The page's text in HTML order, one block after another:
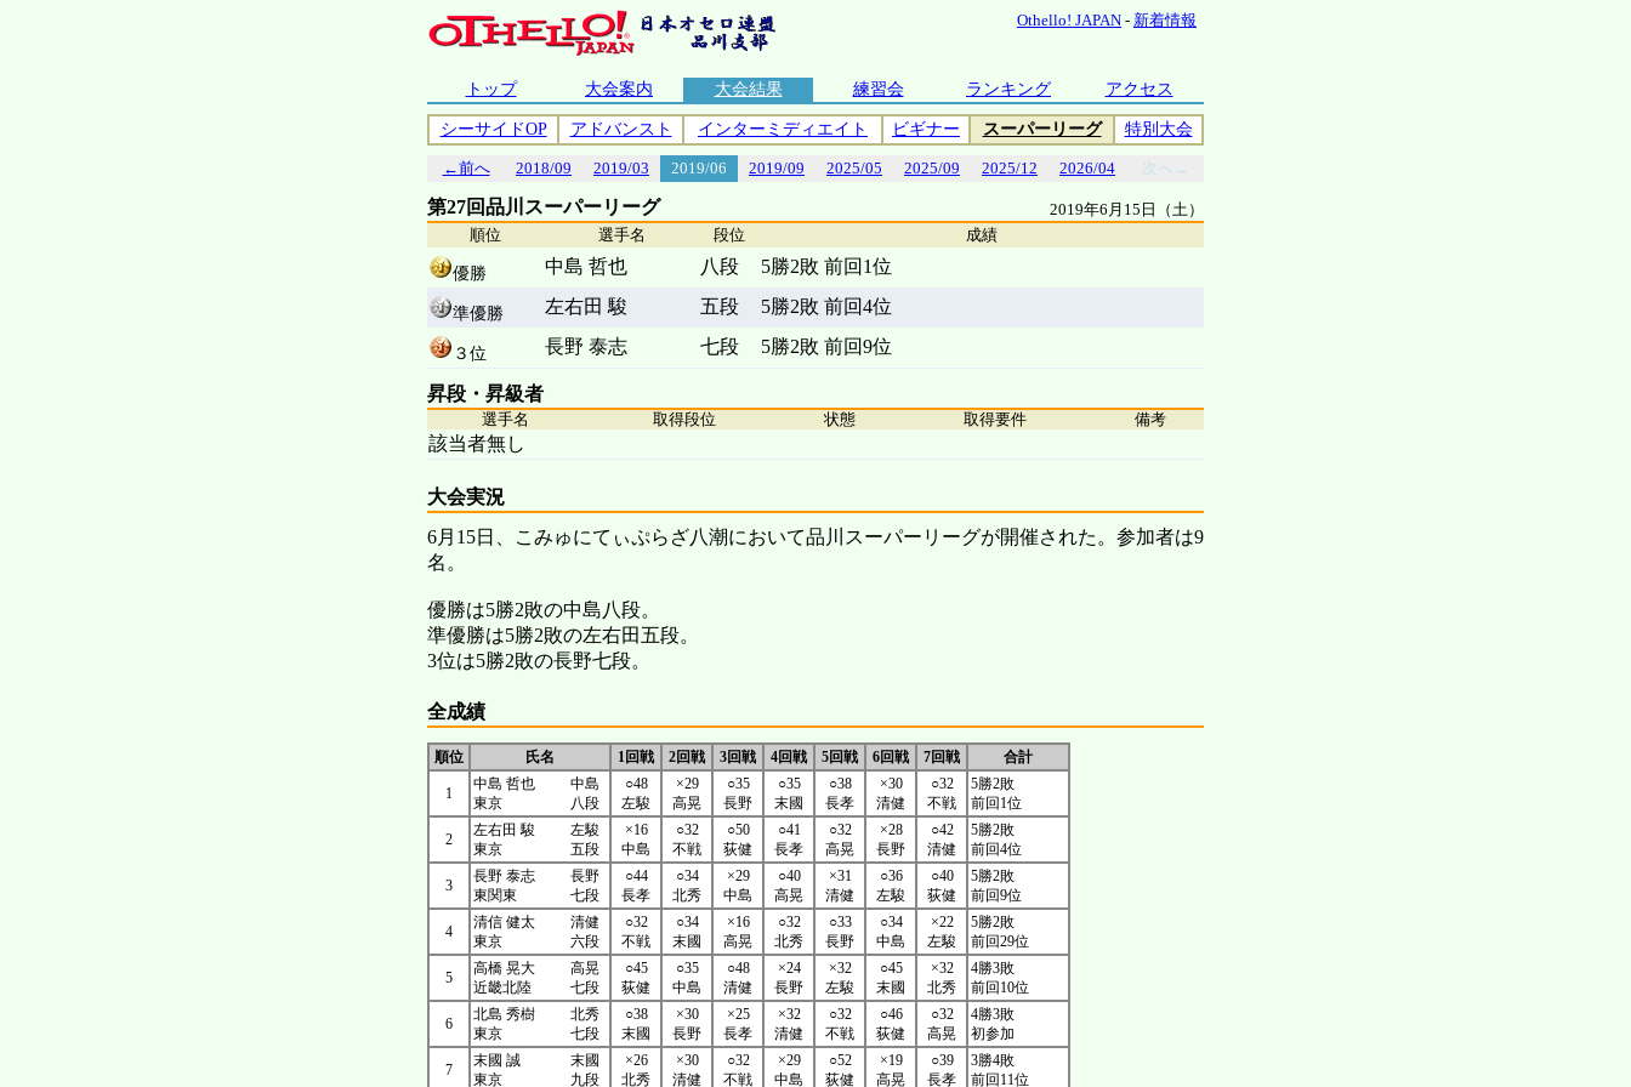
Othello! JAPAN - 新着情報
トップ 大会案内 大会結果 練習会 ランキング アクセス
シーサイドOP アドバンスト インターミディエイト ビギナー スーパーリーグ 特別大会
←前へ 2018/09 2019/03 2019/06 2019/09 2025/05 2025/09 2025/12 2026/04 次へ→
2019年6月15日（土）
第27回品川スーパーリーグ
順位 選手名 段位 成績
優勝 中島 哲也 八段 5勝2敗 前回1位
準優勝 左右田 駿 五段 5勝2敗 前回4位
３位 長野 泰志 七段 5勝2敗 前回9位
昇段・昇級者
選手名 取得段位 状態 取得要件 備考
該当者無し
大会実況
6月15日、こみゅにてぃぷらざ八潮において品川スーパーリーグが開催された。参加者は9
名。
優勝は5勝2敗の中島八段。
準優勝は5勝2敗の左右田五段。
3位は5勝2敗の長野七段。
全成績
順位 氏名 1回戦 2回戦 3回戦 4回戦 5回戦 6回戦 7回戦 合計
1
中島 哲也
東京
中島
八段
○48
左駿
×29
高晃
○35
長野
○35
末國
○38
長孝
×30
清健
○32
不戦
5勝2敗
前回1位
2
左右田 駿
東京
左駿
五段
×16
中島
○32
不戦
○50
荻健
○41
長孝
○32
高晃
×28
長野
○42
清健
5勝2敗
前回4位
3
長野 泰志
東関東
長野
七段
○44
長孝
○34
北秀
×29
中島
○40
高晃
×31
清健
○36
左駿
○40
荻健
5勝2敗
前回9位
4
清信 健太
東京
清健
六段
○32
不戦
○34
末國
×16
高晃
○32
北秀
○33
長野
○34
中島
×22
左駿
5勝2敗
前回29位
5
高橋 晃大
近畿北陸
高晃
七段
○45
荻健
○35
中島
○48
清健
×24
長野
×32
左駿
○45
末國
×32
北秀
4勝3敗
前回10位
6
北島 秀樹
東京
北秀
七段
○38
末國
×30
長野
×25
長孝
×32
清健
○32
不戦
○46
荻健
○32
高晃
4勝3敗
初参加
7
末國 誠
東京
末國
九段
×26
北秀
×30
清健
○32
不戦
×29
中島
○52
荻健
×19
高晃
○39
長孝
3勝4敗
前回11位